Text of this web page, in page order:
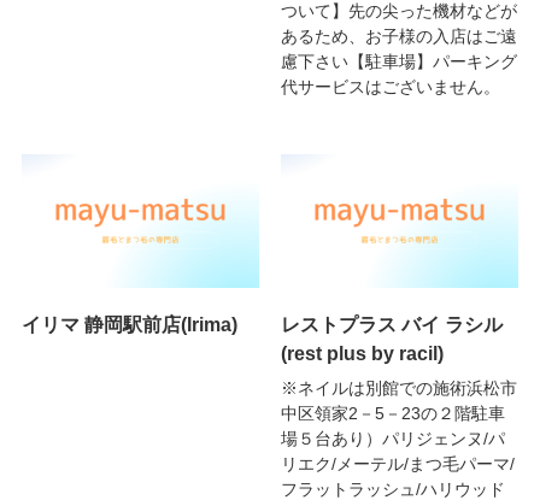
ついて】先の尖った機材などが
あるため、お子様の入店はご遠
慮下さい【駐車場】パーキング
代サービスはございません。
イリマ 静岡駅前店(Irima)
レストプラス バイ ラシル
(rest plus by racil)
※ネイルは別館での施術浜松市
中区領家2－5－23の２階駐車
場５台あり）パリジェンヌ/パ
リエク/メーテル/まつ毛パーマ/
フラットラッシュ/ハリウッド